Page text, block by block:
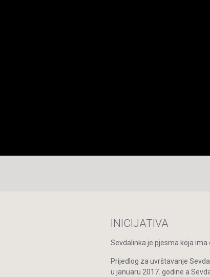
INICIJATIVA
Sevdalinka je pjesma koja
Prijedlog za uvrštavanje
u januaru 2017. godine a